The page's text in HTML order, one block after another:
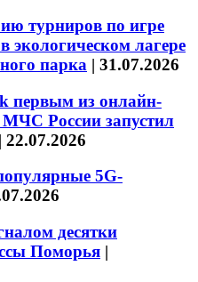
турниров по игре
экологическом лагере
парка | 31.07.2026
первым из онлайн-
МЧС России запустил
| 22.07.2026
5G-
десятки
Поморья |